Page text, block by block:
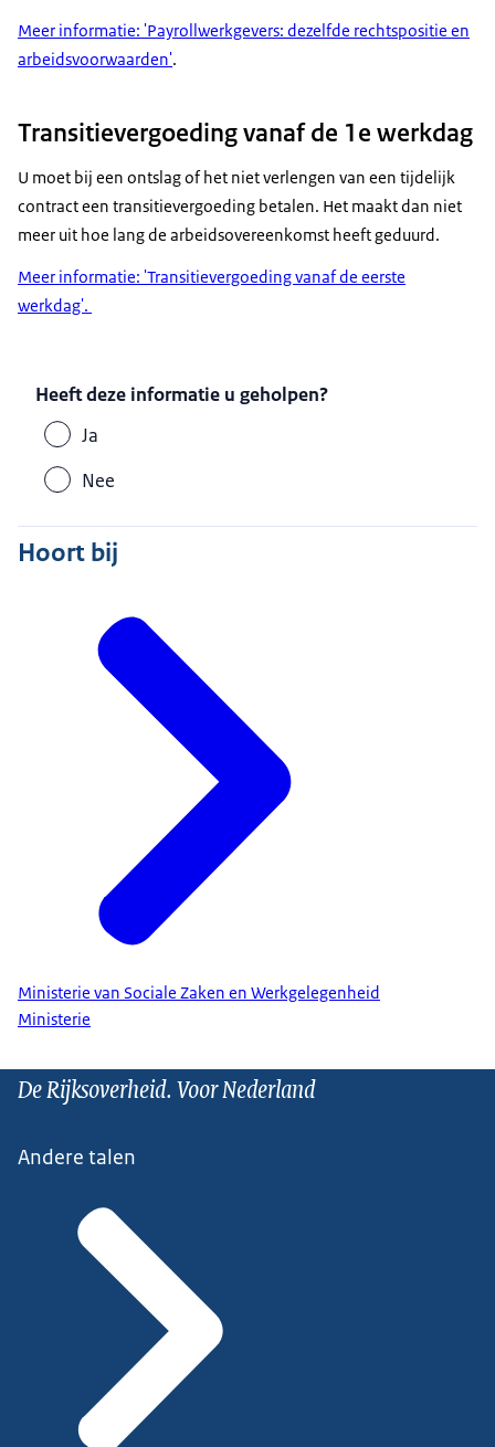
Meer informatie: 'Payrollwerkgevers: dezelfde rechtspositie en
arbeidsvoorwaarden'.
Transitievergoeding vanaf de 1e werkdag
U moet bij een ontslag of het niet verlengen van een tijdelijk
contract een transitievergoeding betalen. Het maakt dan niet
meer uit hoe lang de arbeidsovereenkomst heeft geduurd.
Meer informatie: 'Transitievergoeding vanaf de eerste
werkdag'.
Heeft deze informatie u geholpen?
Ja
Nee
Hoort bij
Ministerie van Sociale Zaken en Werkgelegenheid
Ministerie
De Rijksoverheid. Voor Nederland
Andere talen